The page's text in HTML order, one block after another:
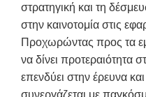
στρατηγική και τη
στην καινοτομία στις
Προχωρώντας προς τα
να δίνει προτεραιότητα
επενδύει στην έρευνα
συνεργάζεται με